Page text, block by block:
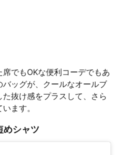
でもOKな便利コーデでもあ
ッグが、クールなオールブ
抜け感をプラスして、さら
ます。
シャツ